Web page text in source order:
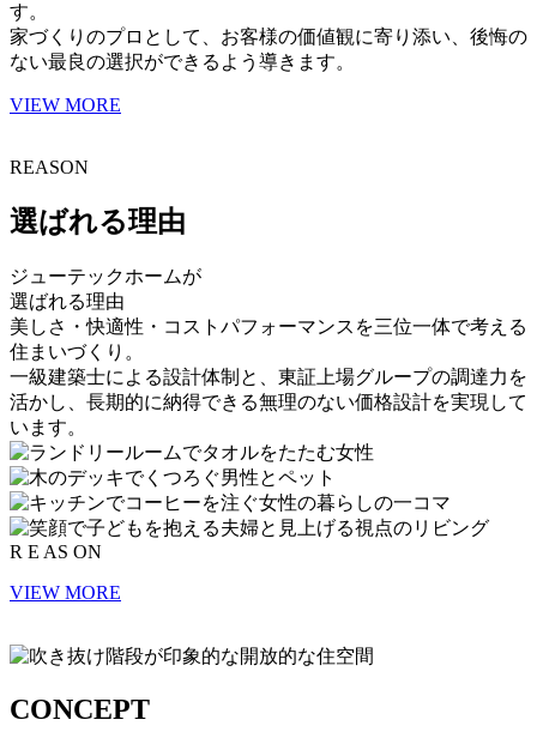
す。
家づくりのプロとして、お客様の価値観に寄り添い、後悔の
ない最良の選択ができるよう導きます。
VIEW MORE
REASON
選ばれる理由
ジューテックホームが
選ばれる理由
美しさ・快適性・コストパフォーマンスを三位一体で考える
住まいづくり。
一級建築士による設計体制と、東証上場グループの調達力を
活かし、長期的に納得できる無理のない価格設計を実現して
います。
R E AS ON
VIEW MORE
CONCEPT